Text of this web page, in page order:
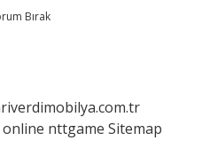
Bırak
nttgame Sitemap